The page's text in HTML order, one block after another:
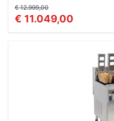
€ 12.999,00
€ 11.049,00